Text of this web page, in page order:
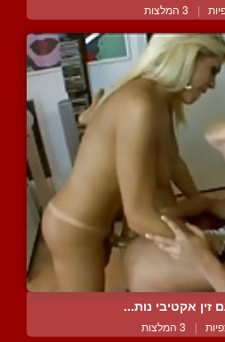
| 3 המלצות
זין אקטיבי נות...
| 3 המלצות